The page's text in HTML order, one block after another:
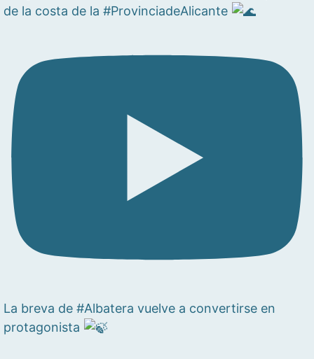
de la costa de la #ProvinciadeAlicante
La breva de #Albatera vuelve a convertirse en
protagonista